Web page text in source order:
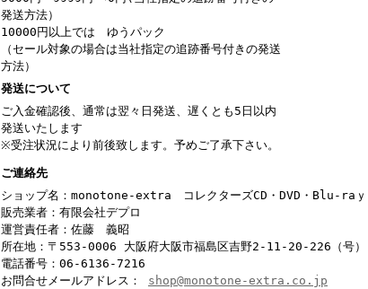
発送方法）
10000円以上では ゆうパック
（セール対象の場合は当社指定の追跡番号付きの発送
方法）
発送について
ご入金確認後、通常は翌々日発送、遅くとも5日以内
発送いたします
※受注状況により前後致します。予めご了承下さい。
ご連絡先
ショップ名：monotone-extra コレクターズCD・DVD・Blu-raｙ
販売業者：有限会社デプロ
運営責任者：佐藤 義昭
所在地：〒553-0006 大阪府大阪市福島区吉野2-11-20-226（号）
電話番号：06-6136-7216
お問合せメールアドレス： shop@monotone-extra.co.jp